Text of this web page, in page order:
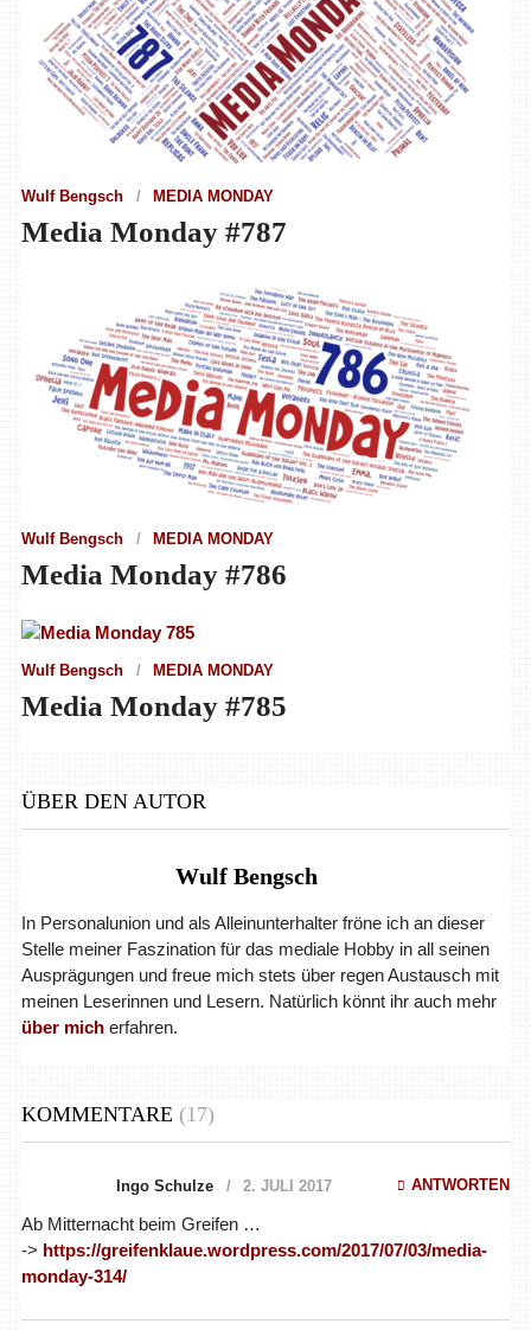
Wulf Bengsch MEDIA MONDAY
Media Monday #787
Wulf Bengsch MEDIA MONDAY
Media Monday #786
Wulf Bengsch MEDIA MONDAY
Media Monday #785
ÜBER DEN AUTOR
Wulf Bengsch
In Personalunion und als Alleinunterhalter fröne ich an dieser
Stelle meiner Faszination für das mediale Hobby in all seinen
Ausprägungen und freue mich stets über regen Austausch mit
meinen Leserinnen und Lesern. Natürlich könnt ihr auch mehr
über micherfahren.
KOMMENTARE (17)
Ingo Schulze 2. JULI 2017 ANTWORTEN
Ab Mitternacht beim Greifen …
-> https://greifenklaue.wordpress.com/2017/07/03/media-
monday-314/‎